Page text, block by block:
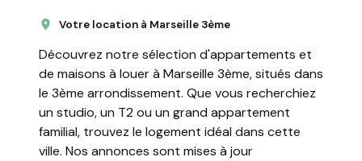
Votre location à Marseille 3ème
Découvrez notre sélection d'appartements et
de maisons à louer à Marseille 3ème, situés dans
le 3ème arrondissement. Que vous recherchiez
un studio, un T2 ou un grand appartement
familial, trouvez le logement idéal dans cette
ville. Nos annonces sont mises à jour